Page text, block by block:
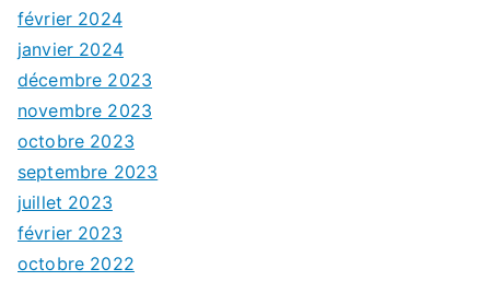
février 2024
janvier 2024
décembre 2023
novembre 2023
octobre 2023
septembre 2023
juillet 2023
février 2023
octobre 2022